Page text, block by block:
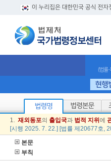
이 누리집은 대한민국 공식 전자
(법률
현행
법령명 법령본문
1. 재외 동포의 출입국과 법적 지위 에
[시행 2025. 7. 22.] [법률 제20677호,
본문
부칙